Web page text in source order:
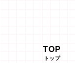
TOP
トップ